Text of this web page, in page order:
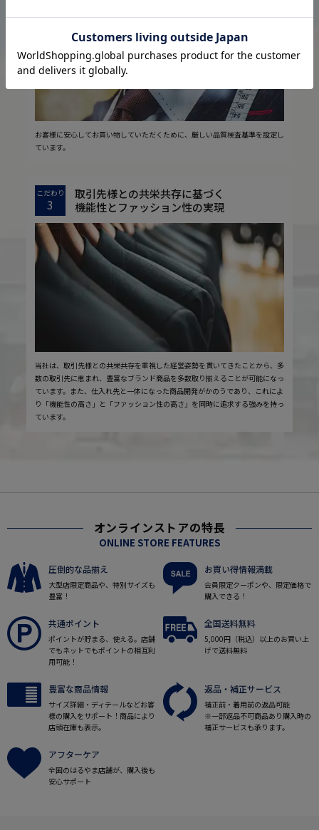
お客様に安心してお買い物していただくために、厳しい品質検査基準を設定し
ています。
こだわり
3
取引先様との共栄共存に基づく
機能性とファッション性の実現
当社は、取引先様との共栄共存を重視した経営姿勢を貫いてきたことから、多
数の取引先に恵まれ、豊富なブランド商品を多数取り揃えることが可能になっ
ています。また、仕入れ先と一体になった商品開発がかのうであり、これによ
り「機能性の高さ」と「ファッション性の高さ」を同時に追求する強みを持っ
ています。
オンラインストアの特長
ONLINE STORE FEATURES
圧倒的な品揃え
大型店限定商品や、特別サイズも
豊富！
お買い得情報満載
会員限定クーポンや、限定価格で
購入できる！
共通ポイント
ポイントが貯まる、使える。店舗
でもネットでもポイントの相互利
用可能！
全国送料無料
5,000円（税込）以上のお買い上
げで送料無料
豊富な商品情報
サイズ詳細・ディテールなどお客
様の購入をサポート！商品により
店頭在庫も表示。
返品・補正サービス
補正前・着用前の返品可能
※一部返品不可商品あり購入時の
補正サービスも承ります。
アフターケア
全国のはるやま店舗が、購入後も
安心サポート